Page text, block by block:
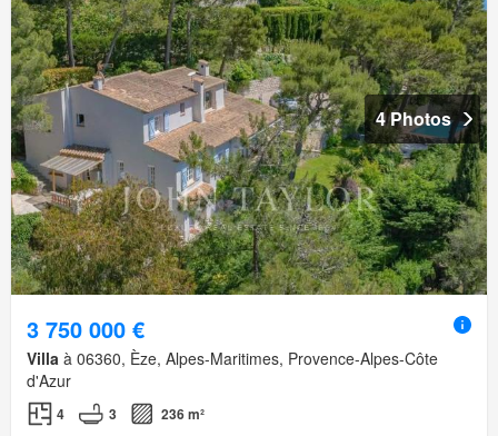
4 Photos
3 750 000 €
Villa à 06360, Èze, Alpes-Maritimes, Provence-Alpes-Côte
d'Azur
4 3 236 m²